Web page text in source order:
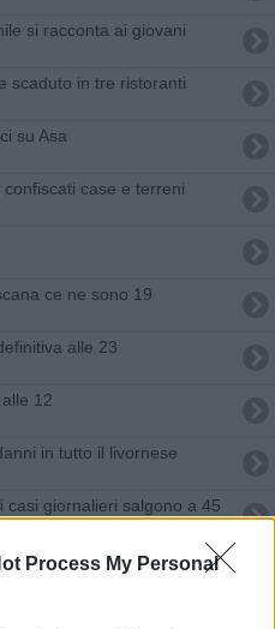
Process My Personal
si racconta ai giovani
scaduto in tre ristoranti
su Asa
case e terreni
ce ne sono 19
alle 23
12
in tutto il livornese
casi giornalieri salgono a 45
casi positivi in più